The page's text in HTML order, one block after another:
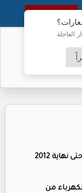
العاجلة
النسخة الكاملة
الكهرباء من